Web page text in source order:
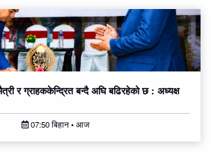
र ग्राहककेन्द्रित बन्दै अघि बढिरहेको छ : अध्यक्ष
07:50 बिहान • आज